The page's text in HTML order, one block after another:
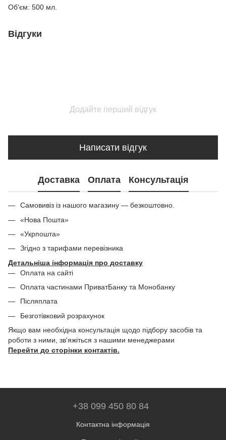
Об'єм: 500 мл.
Відгуки
Додайте перший відгук
Написати відгук
Доставка Оплата Консультація
Самовивіз із нашого магазину — безкоштовно.
«Нова Пошта»
«Укрпошта»
Згідно з тарифами перевізника
Детальніша інформація про доставку
Оплата на сайті
Оплата частинами ПриватБанку та Монобанку
Післяплата
Безготівковий розрахунок
Якщо вам необхідна консультація щодо підбору засобів та
роботи з ними, зв'яжіться з нашими менеджерами
Перейти до сторінки контактів.
+38 099 450 80 84
Контактна інформація